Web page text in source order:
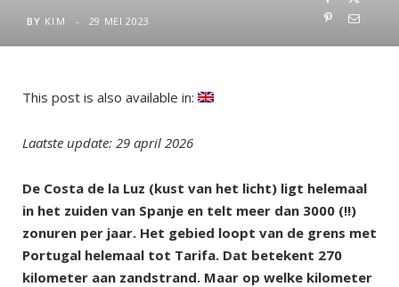
BY KIM 29 MEI 2023
This post is also available in:
Laatste update: 29 april 2026
De Costa de la Luz (kust van het licht) ligt helemaal
in het zuiden van Spanje en telt meer dan 3000 (!!)
zonuren per jaar. Het gebied loopt van de grens met
Portugal helemaal tot Tarifa. Dat betekent 270
kilometer aan zandstrand. Maar op welke kilometer